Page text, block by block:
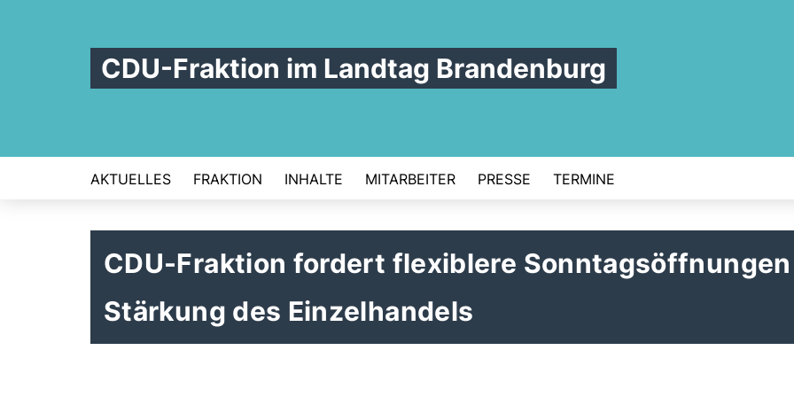
CDU-Fraktion im Landtag Brandenburg
AKTUELLES FRAKTION INHALTE MITARBEITER PRESSE TERMINE
CDU-Fraktion fordert flexiblere
Stärkung des Einzelhandels